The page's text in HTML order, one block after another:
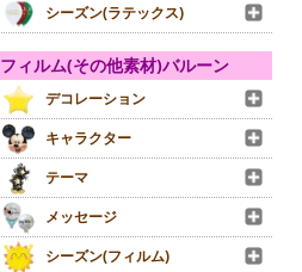
シーズン(ラテックス)
フィルム(その他素材)バルーン
デコレーション
キャラクター
テーマ
メッセージ
シーズン(フィルム)